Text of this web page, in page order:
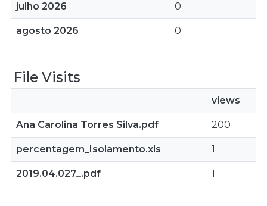
julho 2026 0
agosto 2026 0
File Visits
views
Ana Carolina Torres Silva.pdf 200
percentagem_Isolamento.xls 1
2019.04.027_.pdf 1